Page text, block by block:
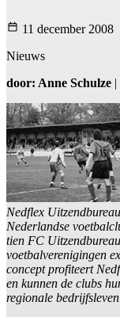
11 december 2008
Nieuws
door: Anne Schulze
Nedflex
Nederlandse
tien FC
voetbalverenigingen
concept profiteert
en kunnen de clubs
regionale